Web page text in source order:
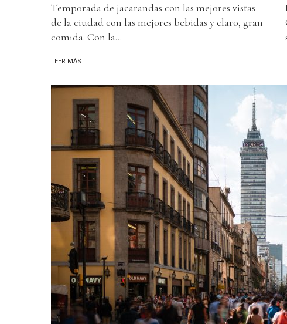
Temporada de jacarandas con las mejores vistas
de la ciudad con las mejores bebidas y claro, gran
comida. Con la...
LEER MÁS